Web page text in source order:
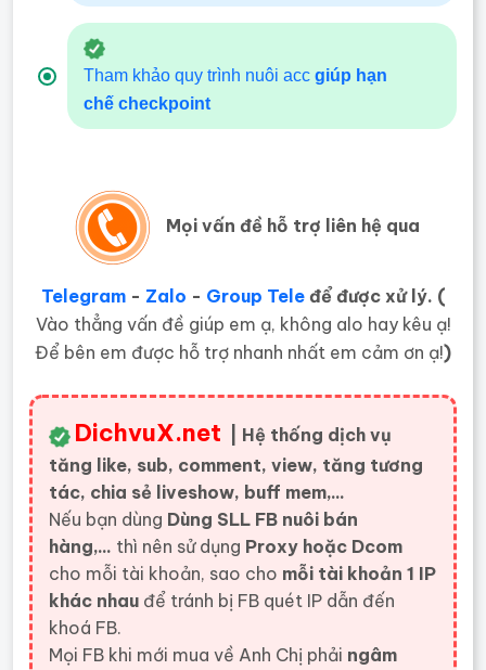
Tham khảo quy trình nuôi acc giúp hạn
chế checkpoint
Mọi vấn đề hỗ trợ liên hệ qua
Telegram- Zalo - Group Teleđể được xử lý. (
Vào thẳng vấn đề giúp em ạ, không alo hay kêu ạ!
Để bên em được hỗ trợ nhanh nhất em cảm ơn ạ!)
DichvuX.net | Hệ thống dịch vụ
tăng like, sub, comment, view, tăng tương
tác, chia sẻ liveshow, buff mem,...
Nếu bạn dùng Dùng SLL FB nuôi bán
hàng,... thì nên sử dụng Proxy hoặc Dcom
cho mỗi tài khoản, sao cho mỗi tài khoản 1 IP
khác nhau để tránh bị FB quét IP dẫn đến
khoá FB.
Mọi FB khi mới mua về Anh Chị phải ngâm